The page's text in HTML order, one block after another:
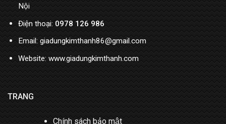
Nội
Điện thoại:0978 126 986
Email: giadungkimthanh86@gmail.com
Website: www.giadungkimthanh.com
TRANG
Chính sách bảo mật